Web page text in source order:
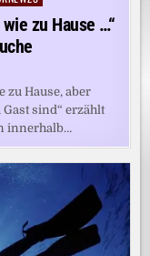
zu Hause …“
zu Hause, aber
Gast sind“ erzählt
innerhalb…